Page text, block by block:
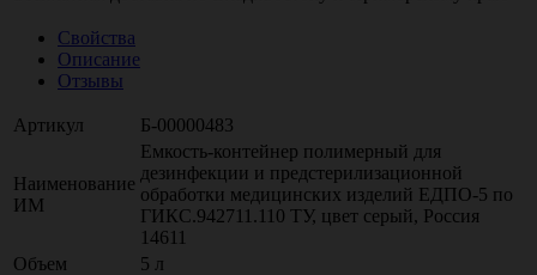
Свойства
Описание
Отзывы
Артикул Б-00000483
Наименование
ИМ
Емкость-контейнер полимерный для
дезинфекции и предстерилизационной
обработки медицинских изделий ЕДПО-5 по
ГИКС.942711.110 ТУ, цвет серый, Россия
14611
Объем
5 л